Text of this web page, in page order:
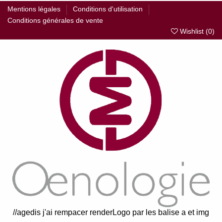
Mentions légales
Conditions d'utilisation
Conditions générales de vente
Wishlist (0)
//agedis j'ai rempacer renderLogo par les balise a et img